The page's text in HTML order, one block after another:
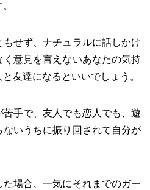
せず、ナチュラルに話しかけ
意見を言えないあなたの気持
友達になるといいでしょう。
手で、友人でも恋人でも、遊
いうちに振り回されて自分が
場合、一気にそれまでのガー